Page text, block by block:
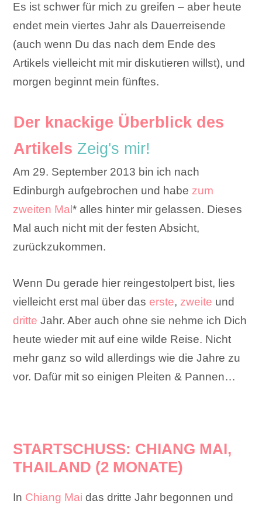
Es ist schwer für mich zu greifen – aber heute
endet mein viertes Jahr als Dauerreisende
(auch wenn Du das nach dem Ende des
Artikels vielleicht mit mir diskutieren willst), und
morgen beginnt mein fünftes.
Der knackige Überblick des
Artikels Zeig's mir!
Am 29. September 2013 bin ich nach
Edinburgh aufgebrochen und habezum
zweiten Mal* alles hinter mir gelassen. Dieses
Mal auch nicht mit der festen Absicht,
zurückzukommen.
Wenn Du gerade hier reingestolpert bist, lies
vielleicht erst mal über das erste,zweite und
dritte Jahr. Aber auch ohne sie nehme ich Dich
heute wieder mit auf eine wilde Reise. Nicht
mehr ganz so wild allerdings wie die Jahre zu
vor. Dafür mit so einigen Pleiten & Pannen…
STARTSCHUSS: CHIANG MAI,
THAILAND (2 MONATE)
In Chiang Maidas dritte Jahr begonnen und